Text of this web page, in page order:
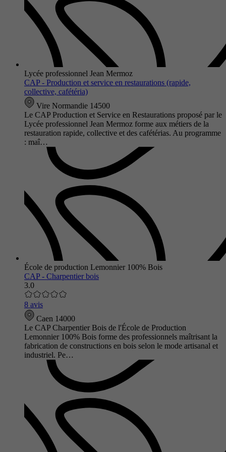
Lycée professionnel Jean Mermoz
CAP - Production et service en restaurations (rapide,
collective, cafétéria)
Vire Normandie 14500
Le CAP Production et Service en Restaurations proposé par le
Lycée professionnel Jean Mermoz forme aux métiers de la
restauration rapide, collective et des cafétérias. Au programme
: maî…
École de production Lemonnier 100% Bois
CAP - Charpentier bois
3.0
8 avis
Caen 14000
Le CAP Charpentier Bois de l'École de Production
Lemonnier 100% Bois forme des professionnels maîtrisant la
fabrication de constructions en bois selon le mode artisanal et
industriel. Pe…